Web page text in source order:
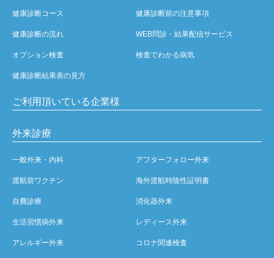
健康診断コース 健康診断前の注意事項
健康診断の流れ WEB問診・結果配信サービス
オプション検査 検査でわかる病気
健康診断結果表の見方
ご利用頂いている企業様
外来診療
一般外来・内科 アフターフォロー外来
渡航前ワクチン 海外渡航時陰性証明書
自費診療 消化器外来
生活習慣病外来 レディース外来
アレルギー外来 コロナ関連検査